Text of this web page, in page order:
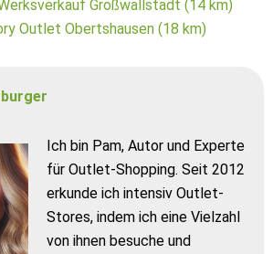
Großwallstadt (14 km)
Outlet Obertshausen (18 km)
Ich bin Pam, Autor und Experte
für Outlet-Shopping. Seit 2012
erkunde ich intensiv Outlet-
Stores, indem ich eine Vielzahl
von ihnen besuche und